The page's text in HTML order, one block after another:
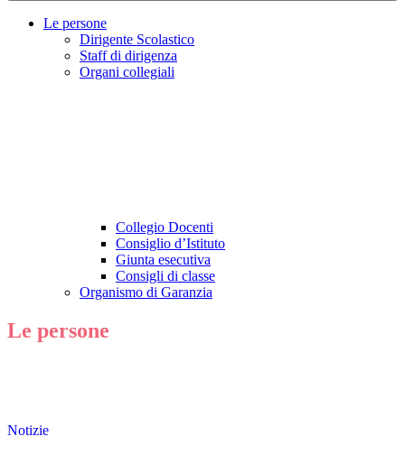
Le persone
Dirigente Scolastico
Staff di dirigenza
Organi collegiali
Collegio Docenti
Consiglio d’Istituto
Giunta esecutiva
Consigli di classe
Organismo di Garanzia
Le persone
Notizie